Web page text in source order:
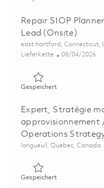
Repair SIOP
Lead (Onsite)
Ort
east hartford, Connecticut,
Kategorie
Lieferkette Posted Date
08/04/2026
GespeichertGespeichert
Expert, Stratégie
approvisionnement
Operations
Ort
longueuil, Quebec, Canada
GespeichertGespeichert